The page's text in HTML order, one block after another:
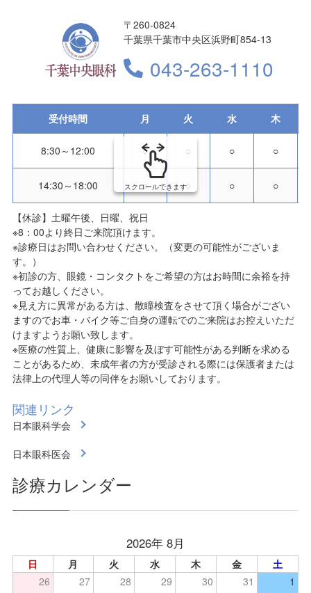
〒260-0824
千葉県千葉市中央区浜野町854-13
043-263-1110
受付時間 月 火 水 木
8:30～12:00 ○ ○ ○ ○
14:30～18:00 ○ ○ ○ ○
スクロールできます
【休診】 土曜午後、日曜、祝日
※8：00より終日ご来院頂けます。
※診療日はお問い合わせください。（変更の可能性がございま
す。）
※初診の方、眼鏡・コンタクトをご希望の方はお時間に余裕を持
ってお越しください。
※見え方に異常がある方は、散瞳検査をさせて頂く場合がござい
ますのでお車・バイク等ご自身の運転でのご来院はお控えいただ
けますようお願い致します。
※医療の性質上、健康に影響を及ぼす可能性がある判断を求める
ことがあるため、未成年者の方が受診される際には保護者または
法律上の代理人等の同伴をお願いしております。
関連リンク
日本眼科学会
日本眼科医会
診療カレンダー
2026年 8月
日 月 火 水 木 金
土
26
27 28 29 30 31 1